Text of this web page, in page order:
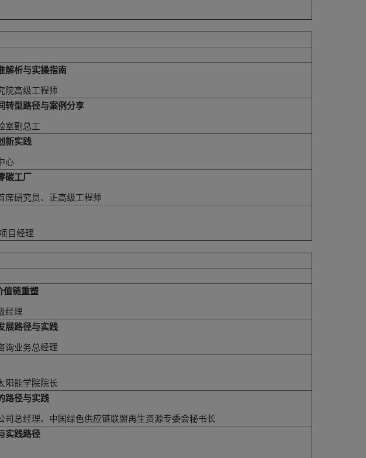
解析与实操指南
院高级工程师
转型路径与案例分享
室副总工
新实践
心
碳工厂
席研究员、正高级工程师
目经理
值链重塑
经理
展路径与实践
询业务总经理
阳能学院院长
路径与实践
司总经理、中国绿色供应链联盟再生资源专委会秘书长
实践路径